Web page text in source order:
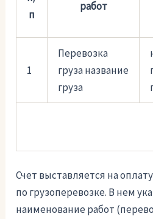
п
работ
1
Перевозка
груза название
груза
Счет выставляется на
по грузоперевозке. В нем
наименование работ